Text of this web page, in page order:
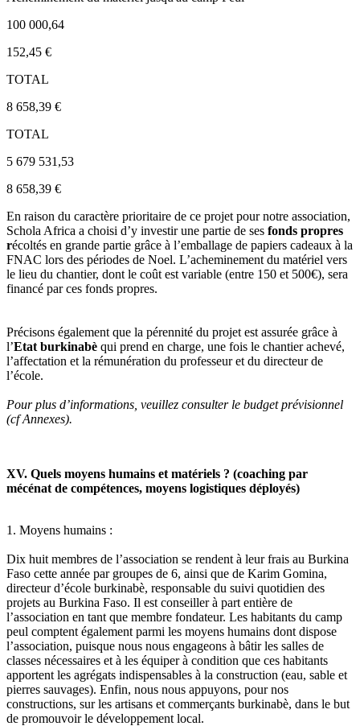
100 000,64
152,45 €
TOTAL
8 658,39 €
TOTAL
5 679 531,53
8 658,39 €
En raison du caractère prioritaire de ce projet pour notre association,
Schola Africa a choisi d’y investir une partie de ses fonds propres
récoltés en grande partie grâce à l’emballage de papiers cadeaux à la
FNAC lors des périodes de Noel. L’acheminement du matériel vers
le lieu du chantier, dont le coût est variable (entre 150 et 500€), sera
financé par ces fonds propres.
Précisons également que la pérennité du projet est assurée grâce à
l’Etat burkinabè qui prend en charge, une fois le chantier achevé,
l’affectation et la rémunération du professeur et du directeur de
l’école.
Pour plus d’informations, veuillez consulter le budget prévisionnel
(cf Annexes).
XV. Quels moyens humains et matériels ? (coaching par
mécénat de compétences, moyens logistiques déployés)
1. Moyens humains :
Dix huit membres de l’association se rendent à leur frais au Burkina
Faso cette année par groupes de 6, ainsi que de Karim Gomina,
directeur d’école burkinabè, responsable du suivi quotidien des
projets au Burkina Faso. Il est conseiller à part entière de
l’association en tant que membre fondateur. Les habitants du camp
peul comptent également parmi les moyens humains dont dispose
l’association, puisque nous nous engageons à bâtir les salles de
classes nécessaires et à les équiper à condition que ces habitants
apportent les agrégats indispensables à la construction (eau, sable et
pierres sauvages). Enfin, nous nous appuyons, pour nos
constructions, sur les artisans et commerçants burkinabè, dans le but
de promouvoir le développement local.